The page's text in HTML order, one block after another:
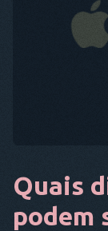
Quais
podem